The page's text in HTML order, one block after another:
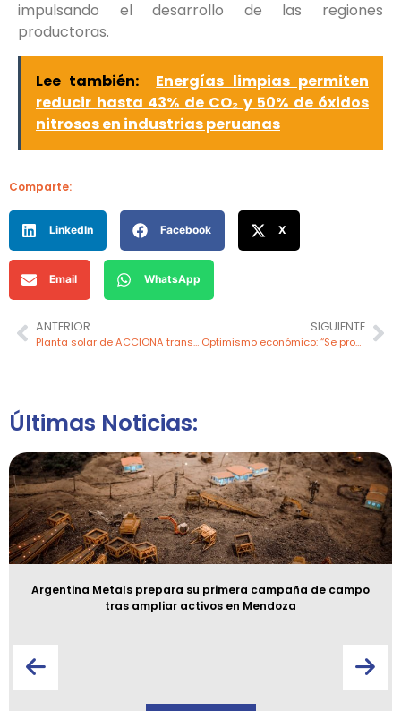
impulsando el desarrollo de las regiones
productoras.
Lee también:
Energías limpias permiten
reducir hasta 43% de CO₂ y 50% de óxidos
nitrosos en industrias peruanas
Comparte:
LinkedIn Facebook X
Email WhatsApp
ANTERIOR
Planta solar de ACCIONA transforma la educación en San Juan de Marcona
SIGUIENTE
Optimismo económico: “Se proyecta un crecimiento del 3,2% para el 2024”
Últimas Noticias:
Argentina Metals prepara su primera campaña de campo
tras ampliar activos en Mendoza